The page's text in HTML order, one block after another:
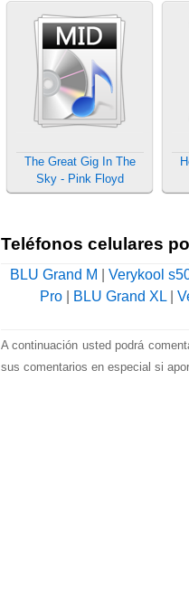
The Great Gig In The
Sky - Pink Floyd
Teléfonos celulares
BLU Grand M Verykool
Pro| BLU Grand XL|
A continuación usted podrá
sus comentarios en especial si